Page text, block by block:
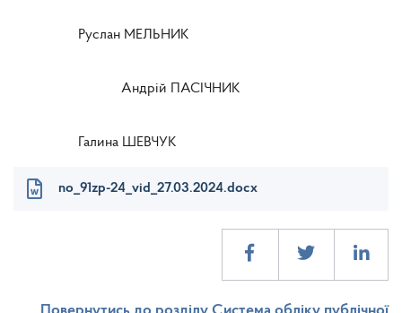
Руслан МЕЛЬНИК
Андрій ПАСІЧНИК
Галина ШЕВЧУК
no_91zp-24_vid_27.03.2024.docx